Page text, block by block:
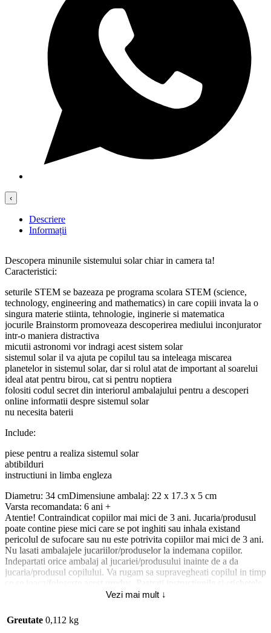
‹
Descriere
Informații
Descopera minunile sistemului solar chiar in camera ta!
Caracteristici:
seturile STEM se bazeaza pe programa scolara STEM (science,
technology, engineering and mathematics) in care copiii invata la o
singura materie stiinta, tehnologie, inginerie si matematica
jocurile Brainstorm promoveaza descoperirea mediului inconjurator
intr-o maniera distractiva
micutii astronomi vor indragi acest sistem solar
sistemul solar il va ajuta pe copilul tau sa inteleaga miscarea
planetelor in sistemul solar, dar si rolul atat de important al soarelui
ideal atat pentru birou, cat si pentru noptiera
folositi codul secret din interiorul ambalajului pentru a descoperi
online informatii despre sistemul solar
nu necesita baterii
Include:
piese pentru a realiza sistemul solar
abtibilduri
instructiuni in limba engleza
Diametru: 34 cmDimensiune ambalaj: 22 x 17.3 x 5 cm
Varsta recomandata: 6 ani +
Atentie! Contraindicat copiilor mai mici de 3 ani. Jucaria/produsul
poate contine piese mici care se pot inghiti sau inhala existand
pericolul de sufocare sau nu este potrivita copiilor mai mici de 3 ani.
Nu lasati ambalajele jucariilor/produselor la indemana copiilor.
Indepartati orice ambalaj al jucariei/produsului inainte de a da
jucaria/produsul copilului. Va rugam sa supravegheati copilul in timp
ce se joaca/foloseste acest produs. Pastrati instructiunile si etichetele
pentru referinte viitoare. Pastrati jucaria/produsul departe de foc,
Material piese 6372: Plastic; Abilitati dezvoltate 7731: Atentia;
Vezi mai mult ↓
Greutate 0,112 kg